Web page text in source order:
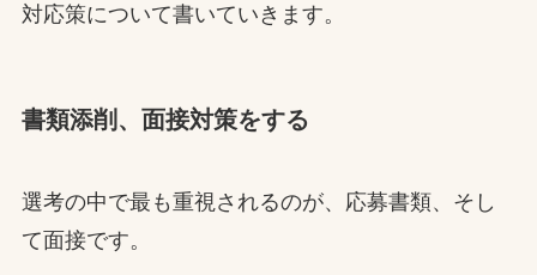
対応策について書いていきます。
書類添削、面接対策をする
選考の中で最も重視されるのが、応募書類、そし
て面接です。